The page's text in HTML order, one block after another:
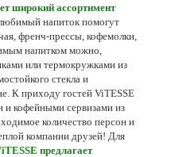
широкий ассортимент
напиток помогут
френч-прессы, кофемолки,
напитком можно,
или термокружками из
стекла и
К приходу гостей ViTESSE
и кофейными сервизами из
количество персон и
компании друзей! Для
предлагает